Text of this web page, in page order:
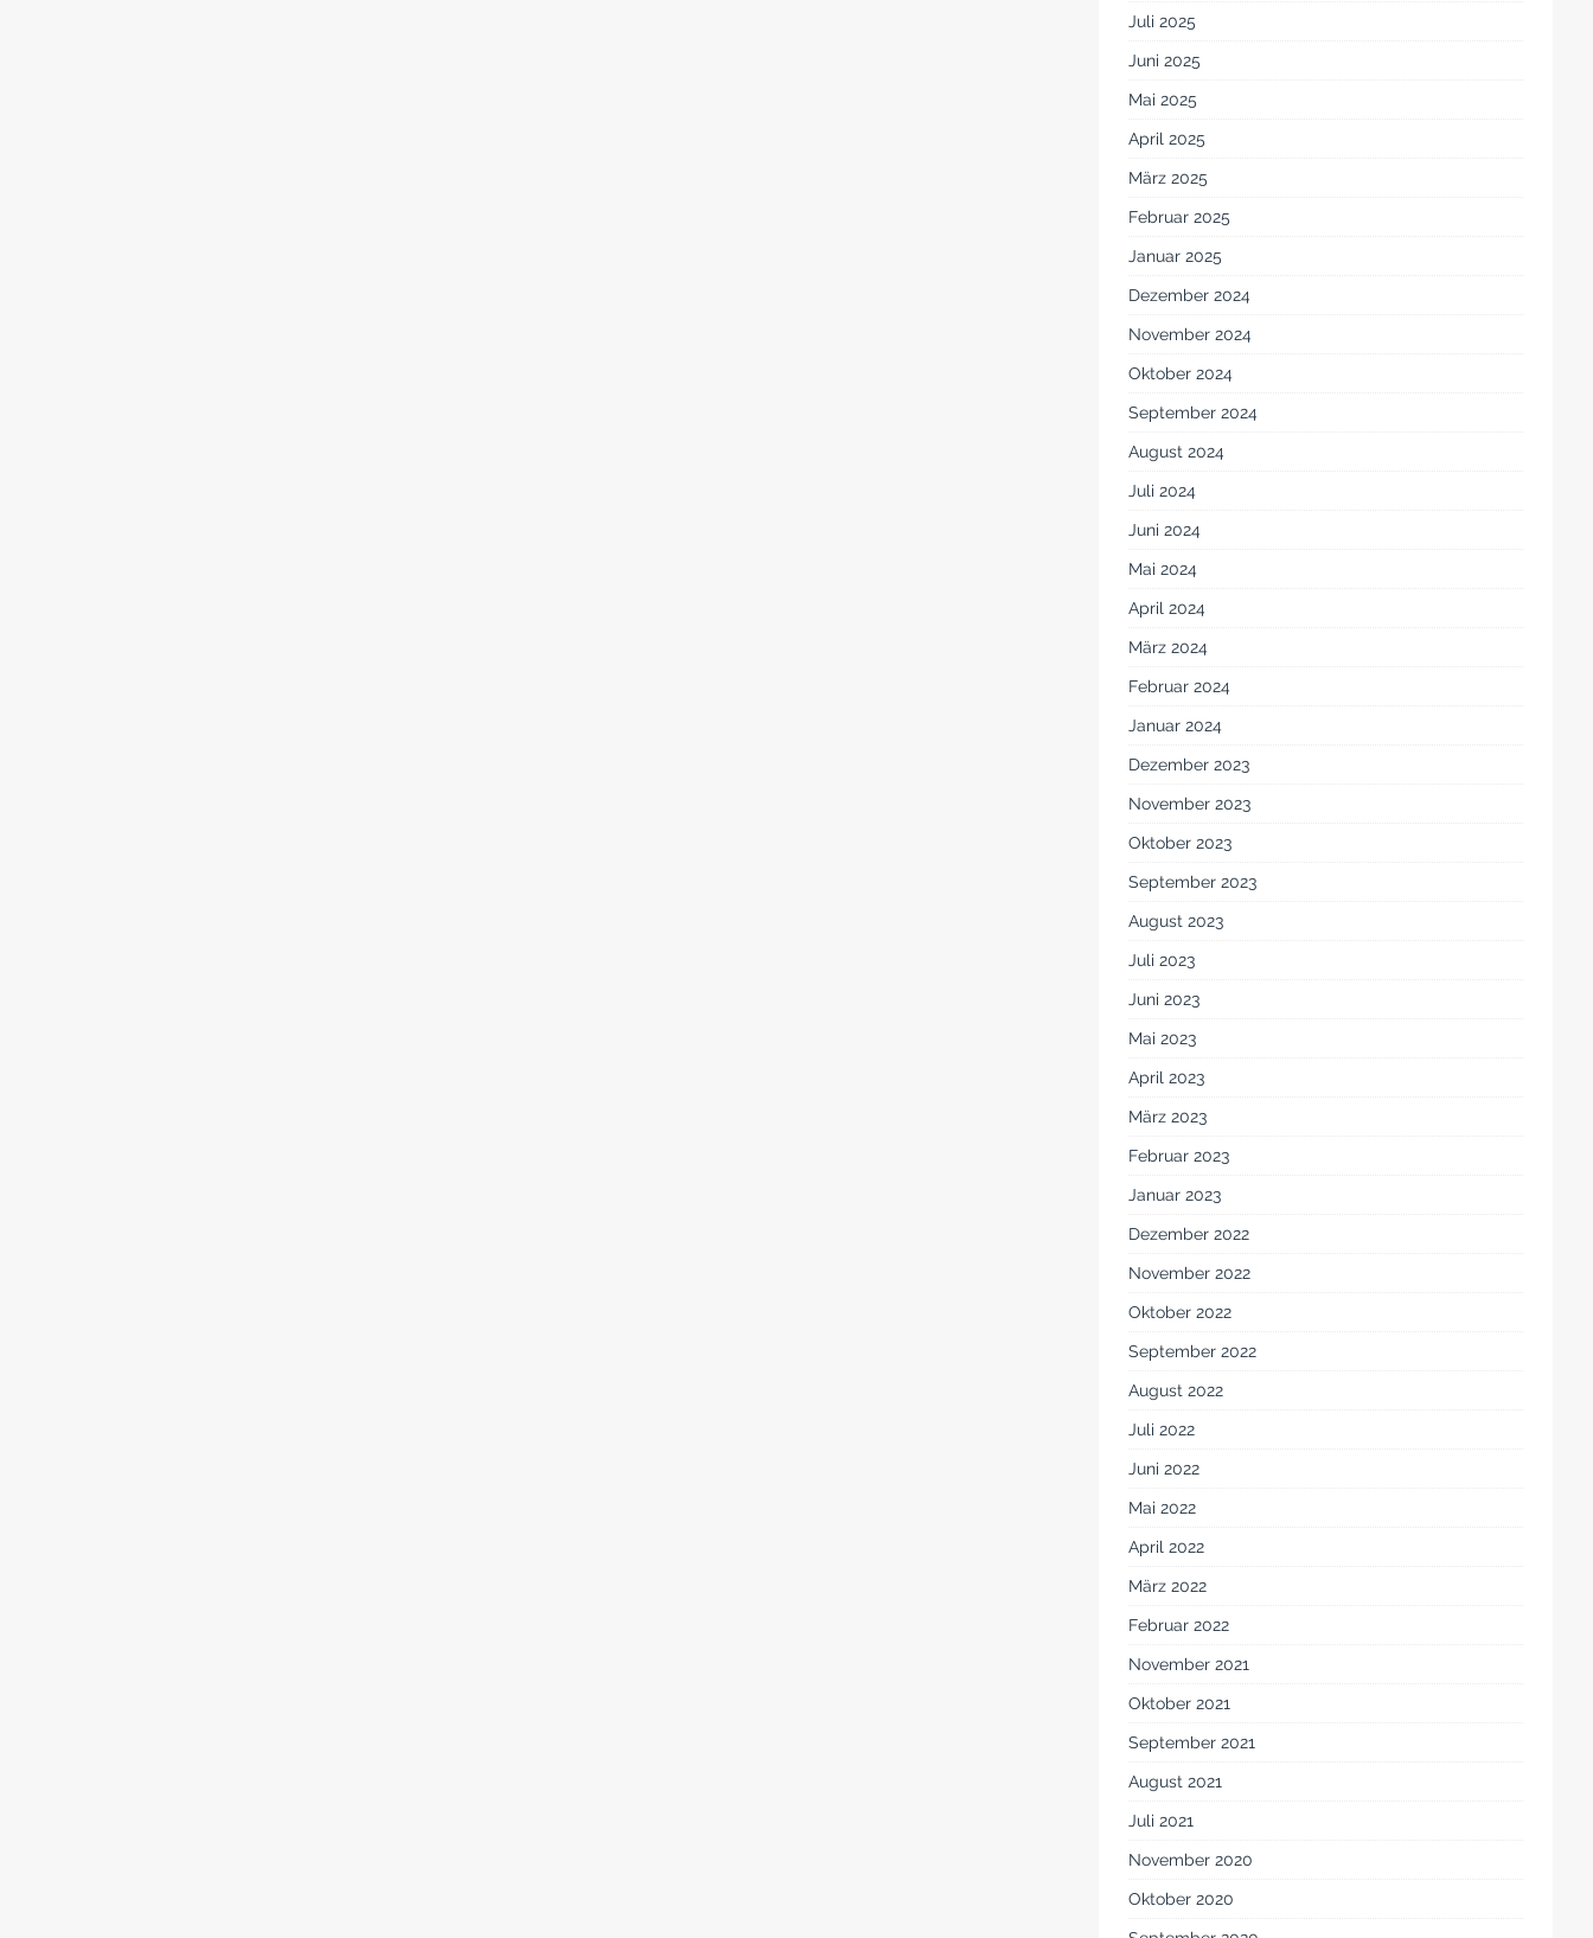
Juli 2025
Juni 2025
Mai 2025
April 2025
März 2025
Februar 2025
Januar 2025
Dezember 2024
November 2024
Oktober 2024
September 2024
August 2024
Juli 2024
Juni 2024
Mai 2024
April 2024
März 2024
Februar 2024
Januar 2024
Dezember 2023
November 2023
Oktober 2023
September 2023
August 2023
Juli 2023
Juni 2023
Mai 2023
April 2023
März 2023
Februar 2023
Januar 2023
Dezember 2022
November 2022
Oktober 2022
September 2022
August 2022
Juli 2022
Juni 2022
Mai 2022
April 2022
März 2022
Februar 2022
November 2021
Oktober 2021
September 2021
August 2021
Juli 2021
November 2020
Oktober 2020